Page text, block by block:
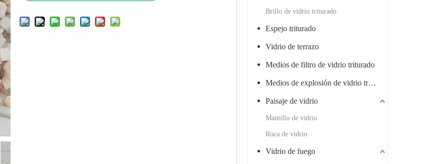
Brillo de vidrio triturado
Espejo triturado
Vidrio de terrazo
Medios de filtro de vidrio triturado
Medios de explosión de vidrio triturado
Paisaje de vidrio
Mantillo de vidrio
Roca de vidrio
Vidrio de fuego